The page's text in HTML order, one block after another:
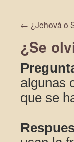
← ¿Jehová o
¿Se
algunas
que se